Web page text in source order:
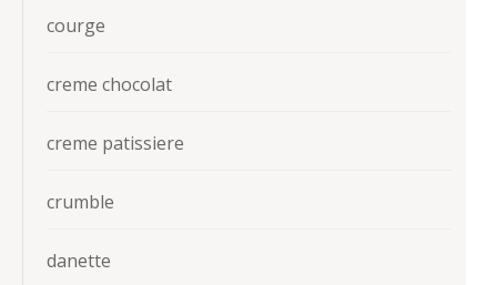
courge
creme chocolat
creme patissiere
crumble
danette